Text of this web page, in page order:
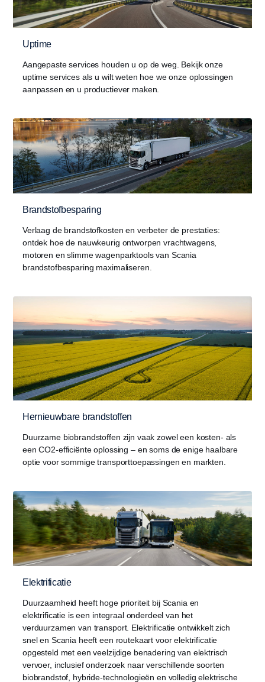
Uptime
Aangepaste services houden u op de weg. Bekijk onze
uptime services als u wilt weten hoe we onze oplossingen
aanpassen en u productiever maken.
Brandstofbesparing
Verlaag de brandstofkosten en verbeter de prestaties:
ontdek hoe de nauwkeurig ontworpen vrachtwagens,
motoren en slimme wagenparktools van Scania
brandstofbesparing maximaliseren.
Hernieuwbare brandstoffen
Duurzame biobrandstoffen zijn vaak zowel een kosten- als
een CO2-efficiënte oplossing – en soms de enige haalbare
optie voor sommige transporttoepassingen en markten.
Elektrificatie
Duurzaamheid heeft hoge prioriteit bij Scania en
elektrificatie is een integraal onderdeel van het
verduurzamen van transport. Elektrificatie ontwikkelt zich
snel en Scania heeft een routekaart voor elektrificatie
opgesteld met een veelzijdige benadering van elektrisch
vervoer, inclusief onderzoek naar verschillende soorten
biobrandstof, hybride-technologieën en volledig elektrische